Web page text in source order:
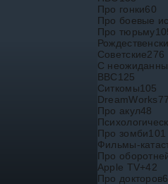
Про гонки60
Про боевые
Про тюрьму
Советские276
С
BBC 125
Ситкомы105
DreamWorks77
Про акул48
Про зомби101
Фильмы-
Про
Apple TV+42
Про докторов